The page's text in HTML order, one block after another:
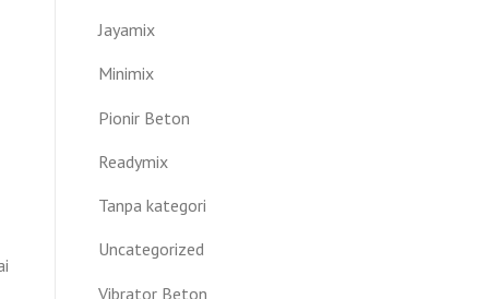
Jayamix
Minimix
Pionir Beton
Readymix
Tanpa kategori
Uncategorized
Vibrator Beton